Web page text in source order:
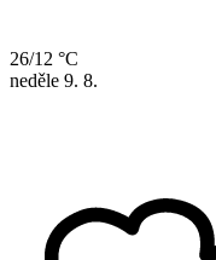
26/12 °C
neděle 9. 8.